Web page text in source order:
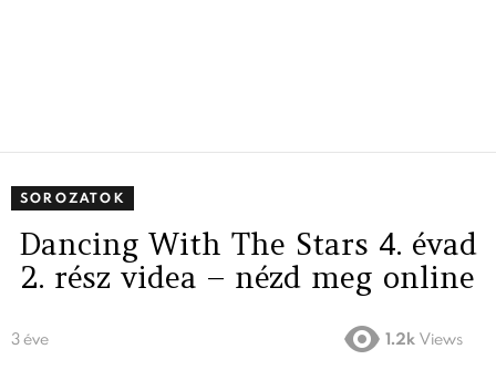
SOROZATOK
Dancing With The Stars 4. évad
2. rész videa – nézd meg online
3 éve 1.2k Views